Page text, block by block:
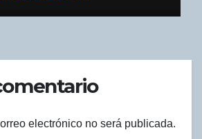
electrónico no será publicada.